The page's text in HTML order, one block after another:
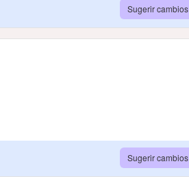
Sugerir cambios
Sugerir cambios